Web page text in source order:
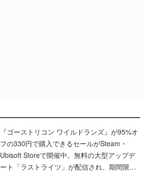
『ゴーストリコン ワイルドランズ』が95%オ
フの330円で購入できるセールがSteam・
Ubisoft Storeで開催中。無料の大型アップデ
ート「ラストライツ」が配信され、期間限定